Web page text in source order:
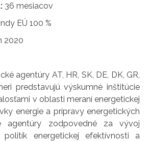
36 mesiacov
EÚ 100 %
2020
agentúry AT, HR, SK, DE, DK, GR,
predstavujú výskumné inštitúcie
v oblasti meraní energetickej
energie a prípravy energetických
agentúry zodpovedné za vývoj
politík energetickej efektívnosti a